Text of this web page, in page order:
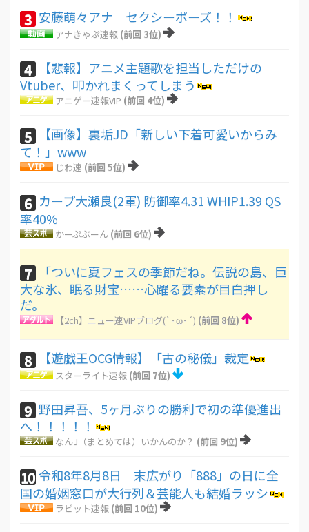
3 安藤萌々アナ セクシーポーズ！！
アナきゃぷ速報 (前回 3位)
4
【悲報】アニメ主題歌を担当しただけの
Vtuber、叩かれまくってしまう
アニゲー速報VIP (前回 4位)
5
【画像】裏垢JD「新しい下着可愛いからみ
て！」www
じわ速 (前回 5位)
6 カープ大瀬良(2軍) 防御率4.31 WHIP1.39 QS
率40%
かーぷぶーん (前回 6位)
7
「ついに夏フェスの季節だね。伝説の島、巨
大な氷、眠る財宝……心躍る要素が目白押し
だ。
【2ch】ニュー速VIPブログ(`･ω･´) (前回 8位)
8 【遊戯王OCG情報】「古の秘儀」裁定
スターライト速報 (前回 7位)
9 野田昇吾、5ヶ月ぶりの勝利で初の準優進出
へ！！！！！
なんJ（まとめては）いかんのか？ (前回 9位)
10令和8年8月8日 末広がり「888」の日に全
国の婚姻窓口が大行列＆芸能人も結婚ラッシ
ラビット速報 (前回 10位)